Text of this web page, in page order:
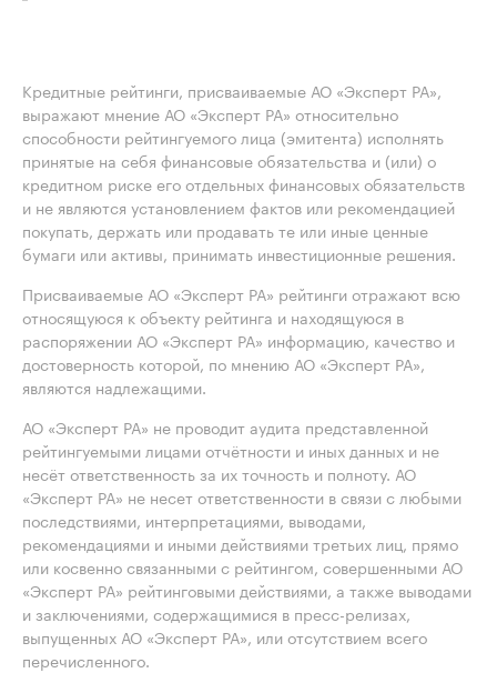
Кредитные рейтинги, присваиваемые АО «Эксперт РА»,
выражают мнение АО «Эксперт РА» относительно
способности рейтингуемого лица (эмитента) исполнять
принятые на себя финансовые обязательства и (или) о
кредитном риске его отдельных финансовых обязательств
и не являются установлением фактов или рекомендацией
покупать, держать или продавать те или иные ценные
бумаги или активы, принимать инвестиционные решения.
Присваиваемые АО «Эксперт РА» рейтинги отражают всю
относящуюся к объекту рейтинга и находящуюся в
распоряжении АО «Эксперт РА» информацию, качество и
достоверность которой, по мнению АО «Эксперт РА»,
являются надлежащими.
АО «Эксперт РА» не проводит аудита представленной
рейтингуемыми лицами отчётности и иных данных и не
несёт ответственность за их точность и полноту. АО
«Эксперт РА» не несет ответственности в связи с любыми
последствиями, интерпретациями, выводами,
рекомендациями и иными действиями третьих лиц, прямо
или косвенно связанными с рейтингом, совершенными АО
«Эксперт РА» рейтинговыми действиями, а также выводами
и заключениями, содержащимися в пресс-релизах,
выпущенных АО «Эксперт РА», или отсутствием всего
перечисленного.